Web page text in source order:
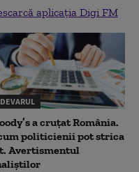
aplicația Digi FM
a cruțat România.
politicienii pot strica
Avertismentul